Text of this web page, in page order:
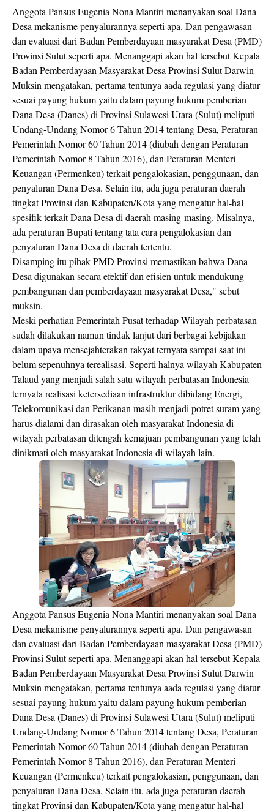
Anggota Pansus Eugenia Nona Mantiri menanyakan soal Dana
Desa mekanisme penyalurannya seperti apa. Dan pengawasan
dan evaluasi dari Badan Pemberdayaan masyarakat Desa (PMD)
Provinsi Sulut seperti apa. Menanggapi akan hal tersebut Kepala
Badan Pemberdayaan Masyarakat Desa Provinsi Sulut Darwin
Muksin mengatakan, pertama tentunya aada regulasi yang diatur
sesuai payung hukum yaitu dalam payung hukum pemberian
Dana Desa (Danes) di Provinsi Sulawesi Utara (Sulut) meliputi
Undang-Undang Nomor 6 Tahun 2014 tentang Desa, Peraturan
Pemerintah Nomor 60 Tahun 2014 (diubah dengan Peraturan
Pemerintah Nomor 8 Tahun 2016), dan Peraturan Menteri
Keuangan (Permenkeu) terkait pengalokasian, penggunaan, dan
penyaluran Dana Desa. Selain itu, ada juga peraturan daerah
tingkat Provinsi dan Kabupaten/Kota yang mengatur hal-hal
spesifik terkait Dana Desa di daerah masing-masing. Misalnya,
ada peraturan Bupati tentang tata cara pengalokasian dan
penyaluran Dana Desa di daerah tertentu.
Disamping itu pihak PMD Provinsi memastikan bahwa Dana
Desa digunakan secara efektif dan efisien untuk mendukung
pembangunan dan pemberdayaan masyarakat Desa," sebut
muksin.
Meski perhatian Pemerintah Pusat terhadap Wilayah perbatasan
sudah dilakukan namun tindak lanjut dari berbagai kebijakan
dalam upaya mensejahterakan rakyat ternyata sampai saat ini
belum sepenuhnya terealisasi. Seperti halnya wilayah Kabupaten
Talaud yang menjadi salah satu wilayah perbatasan Indonesia
ternyata realisasi ketersediaan infrastruktur dibidang Energi,
Telekomunikasi dan Perikanan masih menjadi potret suram yang
harus dialami dan dirasakan oleh masyarakat Indonesia di
wilayah perbatasan ditengah kemajuan pembangunan yang telah
dinikmati oleh masyarakat Indonesia di wilayah lain.
Anggota Pansus Eugenia Nona Mantiri menanyakan soal Dana
Desa mekanisme penyalurannya seperti apa. Dan pengawasan
dan evaluasi dari Badan Pemberdayaan masyarakat Desa (PMD)
Provinsi Sulut seperti apa. Menanggapi akan hal tersebut Kepala
Badan Pemberdayaan Masyarakat Desa Provinsi Sulut Darwin
Muksin mengatakan, pertama tentunya aada regulasi yang diatur
sesuai payung hukum yaitu dalam payung hukum pemberian
Dana Desa (Danes) di Provinsi Sulawesi Utara (Sulut) meliputi
Undang-Undang Nomor 6 Tahun 2014 tentang Desa, Peraturan
Pemerintah Nomor 60 Tahun 2014 (diubah dengan Peraturan
Pemerintah Nomor 8 Tahun 2016), dan Peraturan Menteri
Keuangan (Permenkeu) terkait pengalokasian, penggunaan, dan
penyaluran Dana Desa. Selain itu, ada juga peraturan daerah
tingkat Provinsi dan Kabupaten/Kota yang mengatur hal-hal